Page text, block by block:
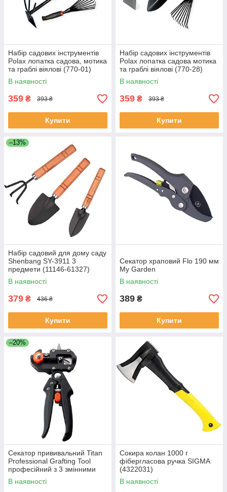
Набір садових інструментів
Polax лопатка садова, мотика
та граблі віялові (770-01)
В наявності
359 ₴ 393 ₴
Купити
Набір садових інструментів
Polax лопатка садова мотика
та граблі віялові (770-28)
В наявності
359 ₴ 393 ₴
Купити
–13%
Набір садовий для дому саду
Shenbang SY-3911 3
предмети (11146-61327)
В наявності
379 ₴ 436 ₴
Купити
Секатор храповий Flo 190 мм
My Garden
В наявності
389 ₴
Купити
–20%
Секатор прививальний Titan
Professional Grafting Tool
професійний з 3 змінними
ножами Чорний (GRFTOL-
BLK-0179)
В наявності
Сокира колан 1000 г
фібергласова ручка SIGMA
(4322031)
В наявності